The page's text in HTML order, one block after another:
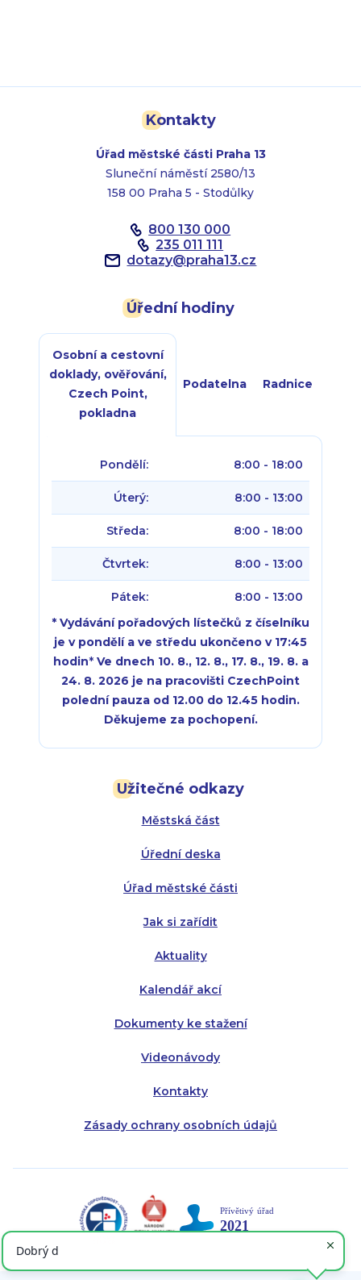
Kontakty
Úřad městské části Praha 13
Sluneční náměstí 2580/13
158 00 Praha 5 - Stodůlky
800 130 000
235 011 111
dotazy@praha13.cz
Užitečné odkazy
Městská část
Úřední deska
Úřad městské části
Jak si zařídit
Aktuality
Kalendář akcí
Dokumenty ke stažení
Videonávody
Kontakty
Zásady ochrany osobních údajů
Úřední hodiny
Osobní a cestovní
doklady, ověřování,
Czech Point,
pokladna
Podatelna Radnice
Pondělí: 8:00 - 18:00
Úterý: 8:00 - 13:00
Středa: 8:00 - 18:00
Čtvrtek: 8:00 - 13:00
Pátek:
8:00 - 13:00
* Vydávání pořadových lístečků z číselníku
je v pondělí a ve středu ukončeno v 17:45
hodin* Ve dnech 10. 8., 12. 8., 17. 8., 19. 8. a
24. 8. 2026 je na pracovišti CzechPoint
polední pauza od 12.00 do 12.45 hodin.
Děkujeme za pochopení.
Úterý:
Středa:
Čtvrtek:
Pátek:
Úterý:
Středa:
Čtvrtek: